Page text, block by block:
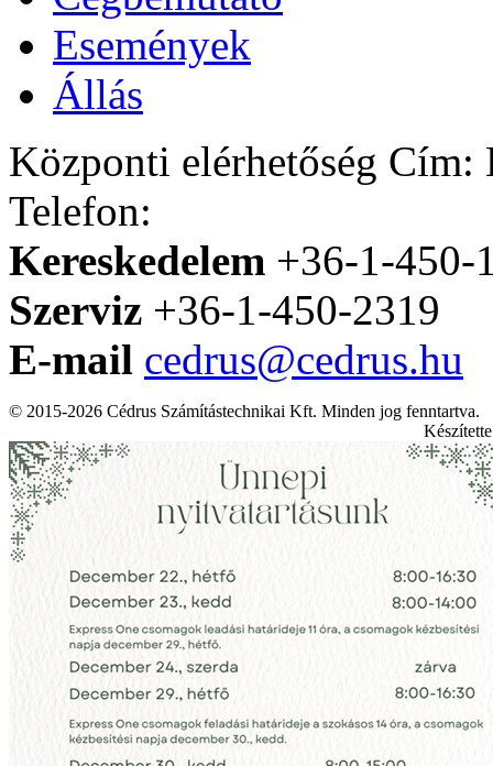
Események
Állás
Központi elérhetőség Cím:
Telefon:
Kereskedelem +36-1-450-
Szerviz +36-1-450-2319
E-mail cedrus@cedrus.hu
© 2015-2026 Cédrus Számítástechnikai Kft. Minden jog fenntartva.